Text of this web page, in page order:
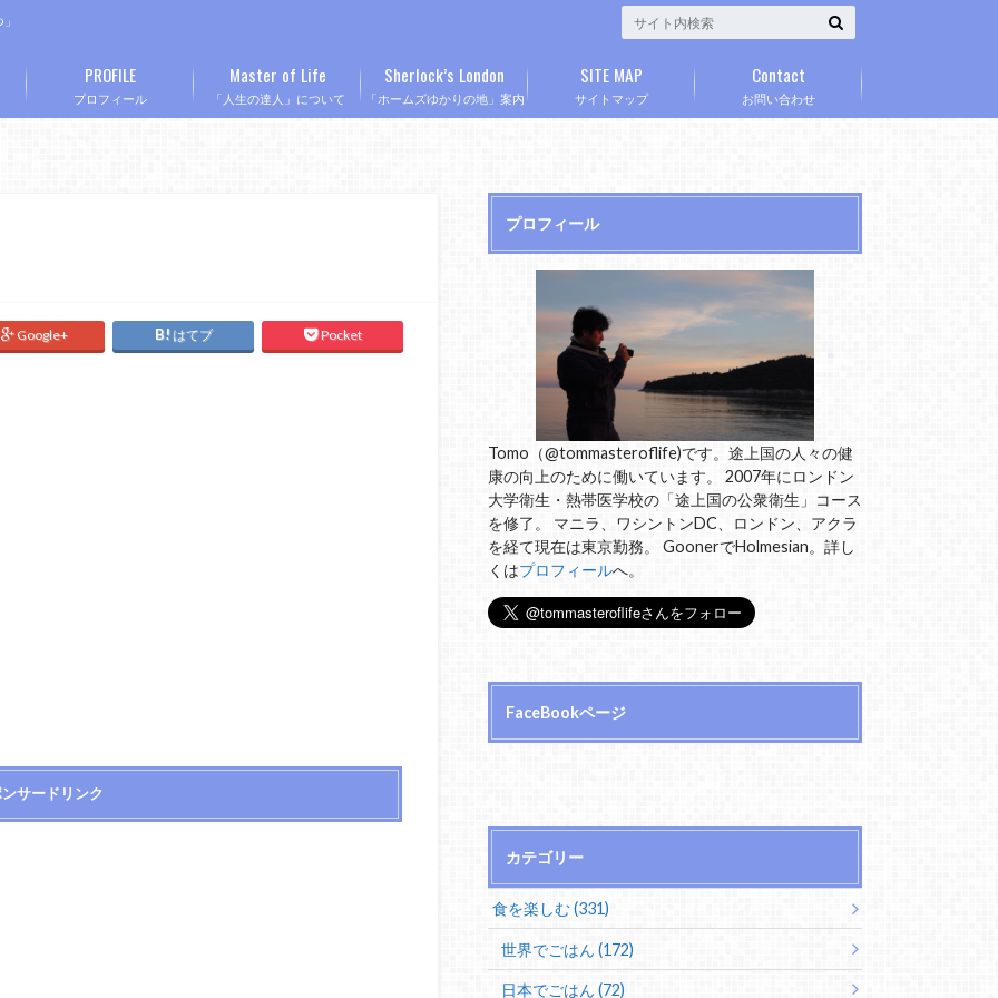
プロフィール
PROFILE
「人生の達人」について
Master of Life
「ホームズゆかりの地」案内
Sherlock’s London
サイトマップ
SITE MAP
お問い合わせ
Contact
Google+ はてブ Pocket
サードリンク
プロフィール
Tomo（@tommasteroflife)です。途上国の人々の健
康の向上のために働いています。 2007年にロンドン
大学衛生・熱帯医学校の「途上国の公衆衛生」コース
を修了。 マニラ、ワシントンDC、ロンドン、アクラ
を経て現在は東京勤務。 GoonerでHolmesian。詳し
くはプロフィールへ。
FaceBookページ
カテゴリー
食を楽しむ (331)
世界でごはん (172)
日本でごはん (72)